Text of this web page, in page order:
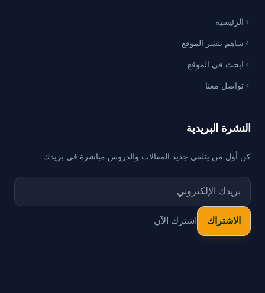
الرئيسيه
ساهم بنشر الموقع
ابحث في الموقع
تواصل معنا
النشرة البريدية
كن أول من يتلقى جديد المقالات والدروس مباشرة في بريدك.
اشترك الآن